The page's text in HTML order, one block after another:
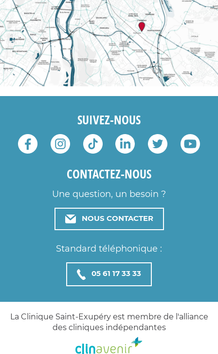
SUIVEZ-NOUS
CONTACTEZ-NOUS
Une question, un besoin ?
NOUS CONTACTER
Standard téléphonique :
05 61 17 33 33
La Clinique Saint-Exupéry est membre de l'alliance
des cliniques indépendantes